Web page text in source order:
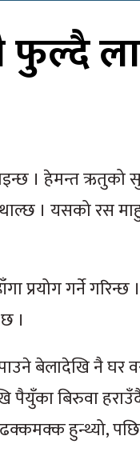
। हेमन्त ऋतुको
। यसको रस
प्रयोग गर्ने गरिन्छ
।
बेलादेखि नै घर
पैयुँका बिरुवा
ढक्कमक्क हुन्थ्यो,